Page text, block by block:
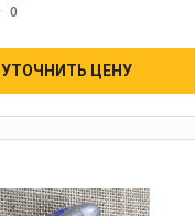
0
УТОЧНИТЬ ЦЕНУ